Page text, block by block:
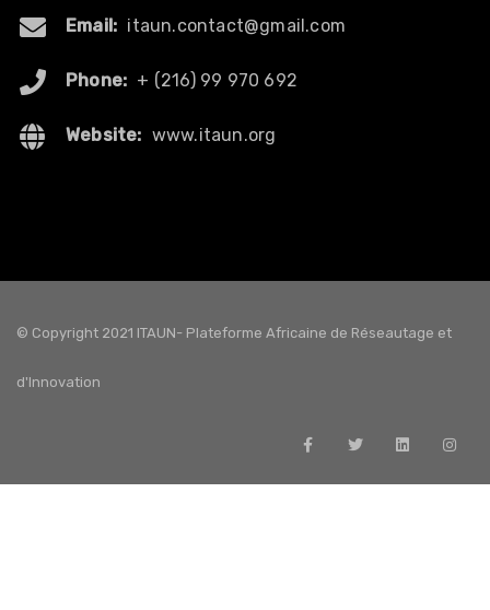
Email: itaun.contact@gmail.com
Phone: + (216) 99 970 692
Website: www.itaun.org
© Copyright 2021 ITAUN- Plateforme Africaine de Réseautage et
d'Innovation